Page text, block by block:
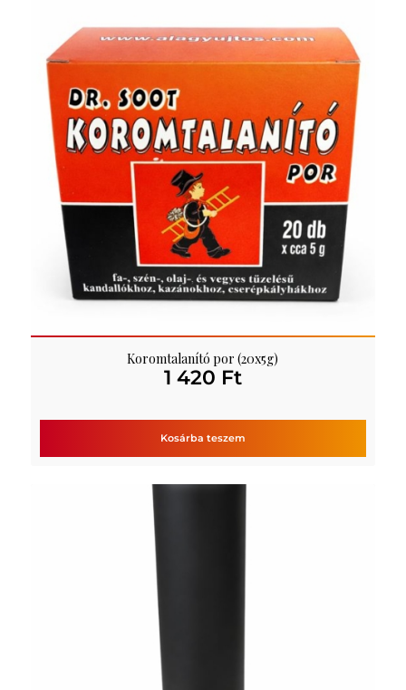
Koromtalanító por (20x5g)
1 420 Ft
Kosárba teszem